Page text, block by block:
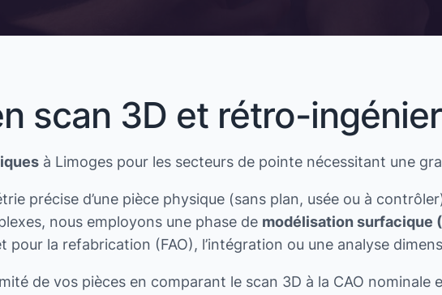
scan 3D et rétro-
à Limoges pour les secteurs de pointe nécessitant une
précise d’une pièce physique (sans plan, usée ou à
nous employons une phase de modélisation surfacique
la refabrication (FAO), l’intégration ou une analyse
de vos pièces en comparant le scan 3D à la CAO nominale